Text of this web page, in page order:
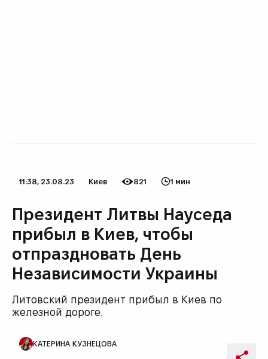
Дата публикации
11:38, 23.08.23
Категория
Киев
Количество просмотров
821
Время на прочтение
1 мин
Президент Литвы Науседа
прибыл в Киев, чтобы
отпраздновать День
Независимости Украины
Литовский президент прибыл в Киев по
железной дороге.
Автор публикации
КАТЕРИНА КУЗНЕЦОВА